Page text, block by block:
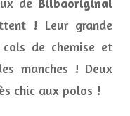
! Leur grande
de chemise et
manches ! Deux
chic aux polos !